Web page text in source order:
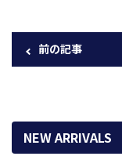
前の記事
NEW ARRIVALS